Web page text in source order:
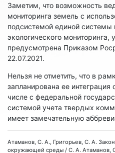
Заметим, что возможность
мониторинга земель с
подсистемой единой системы
экологического мониторинга,
предусмотрена Приказом
22.07.2021.
Нельзя не отметить, что в
запланирована ее
числе с федеральной
системой учета твердых
имеет замечательную
Атаманов, С. А., Григорьев, С. А.
окружающей среды / С. А. Атаманов,